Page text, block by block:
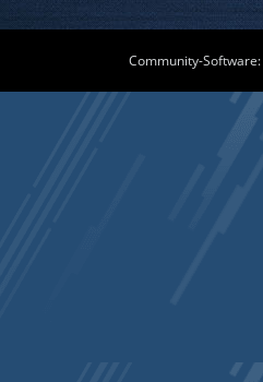
Community-Software: